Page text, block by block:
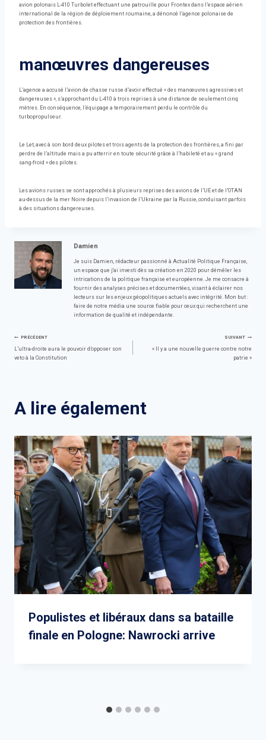
avion polonais L-410 Turbolet effectuant une patrouille pour Frontex dans l’espace aérien
international de la région de déploiement roumaine, a dénoncé l’agence polonaise de
protection des frontières.
manœuvres dangereuses
L’agence a accusé l’avion de chasse russe d’avoir effectué « des manœuvres agressives et
dangereuses », s’approchant du L-410 à trois reprises à une distance de seulement cinq
mètres. En conséquence, l’équipage a temporairement perdu le contrôle du
turbopropulseur.
Le Let, avec à son bord deux pilotes et trois agents de la protection des frontières, a fini par
perdre de l’altitude mais a pu atterrir en toute sécurité grâce à l’habileté et au « grand
sang-froid » des pilotes.
Les avions russes se sont approchés à plusieurs reprises des avions de l’UE et de l’OTAN
au-dessus de la mer Noire depuis l’invasion de l’Ukraine par la Russie, conduisant parfois
à des situations dangereuses.
Damien
Je suis Damien, rédacteur passionné à Actualité Politique Française,
un espace que j'ai investi dès sa création en 2020 pour démêler les
intrications de la politique française et européenne. Je me consacre à
fournir des analyses précises et documentées, visant à éclairer nos
lecteurs sur les enjeux géopolitiques actuels avec intégrité. Mon but :
faire de notre média une source fiable pour ceux qui recherchent une
information de qualité et indépendante.
Navigation
PRÉCÉDENT
L’ultra-droite aura le pouvoir d’opposer son
veto à la Constitution
SUIVANT
« Il y a une nouvelle guerre contre notre
patrie »
A lire également
Populistes et libéraux dans sa bataille
finale en Pologne: Nawrocki arrive